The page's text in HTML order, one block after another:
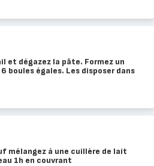
et dégazez la pâte. Formez un
boules égales. Les disposer dans
mélangez à une cuillère de lait
1h en couvrant